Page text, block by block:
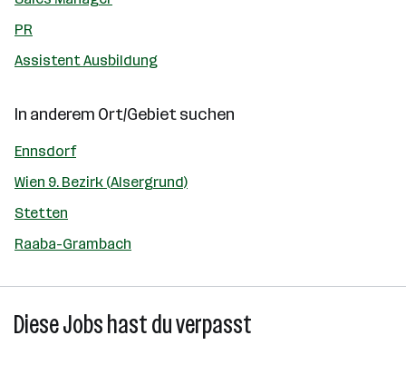
PR
Assistent Ausbildung
In anderem Ort/Gebiet suchen
Ennsdorf
Wien 9. Bezirk (Alsergrund)
Stetten
Raaba-Grambach
Diese Jobs hast du verpasst